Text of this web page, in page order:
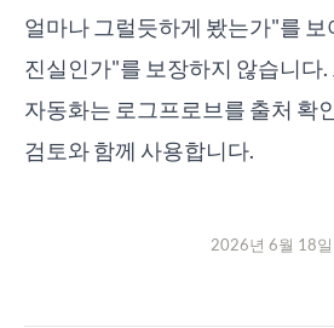
얼마나 그럴듯하게 봤는가"를 보
진실인가"를 보장하지 않습니다.
자동화는 로그프로브를 출처 확
검토와 함께 사용합니다.
2026년 6월 18일